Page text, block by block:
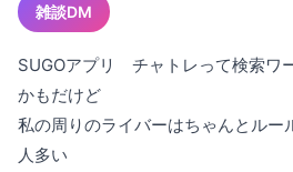
雑談DM
SUGOアプリ チャトレって検索ワ
かもだけど
私の周りのライバーはちゃんとルー
人多い